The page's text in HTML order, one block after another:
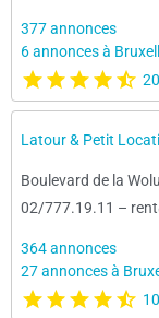
377 annonces
6 annonces à
Latour & Petit
Boulevard de la
02/777.19.11 –
364 annonces
27 annonces à